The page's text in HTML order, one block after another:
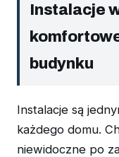
Instalacje
budynku
Instalacje są
każdego domu.
niewidoczne po